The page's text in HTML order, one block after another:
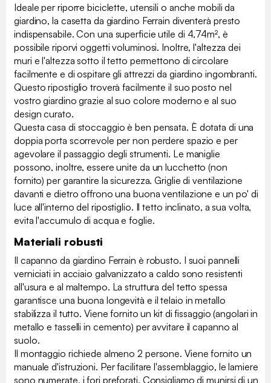
Ideale per riporre biciclette, utensili o anche mobili da
giardino, la casetta da giardino Ferrain diventerà presto
indispensabile. Con una superficie utile di 4,74m², è
possibile riporvi oggetti voluminosi. Inoltre, l'altezza dei
muri e l'altezza sotto il tetto permettono di circolare
facilmente e di ospitare gli attrezzi da giardino ingombranti.
Questo ripostiglio troverà facilmente il suo posto nel
vostro giardino grazie al suo colore moderno e al suo
design curato.
Questa casa di stoccaggio è ben pensata. È dotata di una
doppia porta scorrevole per non perdere spazio e per
agevolare il passaggio degli strumenti. Le maniglie
possono, inoltre, essere unite da un lucchetto (non
fornito) per garantire la sicurezza. Griglie di ventilazione
davanti e dietro offrono una buona ventilazione e un po' di
luce all'interno del ripostiglio. Il tetto inclinato, a sua volta,
evita l'accumulo di acqua e foglie.
Materiali robusti
Il capanno da giardino Ferrain è robusto. I suoi pannelli
verniciati in acciaio galvanizzato a caldo sono resistenti
all'usura e al maltempo. La struttura del tetto spessa
garantisce una buona longevità e il telaio in metallo
stabilizza il tutto. Viene fornito un kit di fissaggio (angolari in
metallo e tasselli in cemento) per avvitare il capanno al
suolo.
Il montaggio richiede almeno 2 persone. Viene fornito un
manuale d'istruzioni. Per facilitare l'assemblaggio, le lamiere
sono numerate, i fori preforati. Consigliamo di munirsi di un